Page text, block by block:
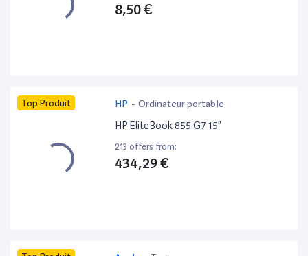
8,50 €
Top Produit HP - Ordinateur portable
HP EliteBook 855 G7 15”
213 offers from:
434,29 €